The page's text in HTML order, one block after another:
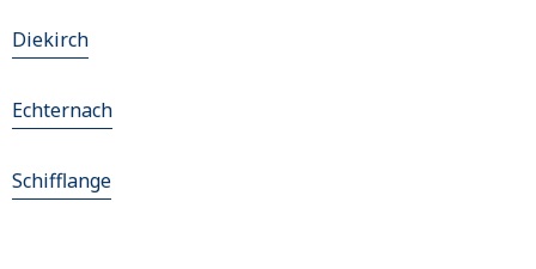
Diekirch
Echternach
Schifflange